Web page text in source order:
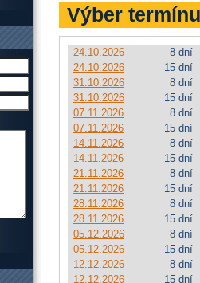
Výber termínu
24.10.2026
8 dní
24.10.2026
15 dní
31.10.2026
8 dní
31.10.2026
15 dní
07.11.2026
8 dní
07.11.2026
15 dní
14.11.2026
8 dní
14.11.2026
15 dní
21.11.2026
8 dní
21.11.2026
15 dní
28.11.2026
8 dní
28.11.2026
15 dní
05.12.2026
8 dní
05.12.2026
15 dní
12.12.2026
8 dní
12.12.2026
15 dní